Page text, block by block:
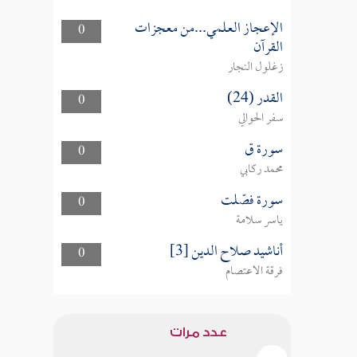
0 الإعجاز العلمي...من معجزات
القرآن
زغلول النجار
0
القدر (24)
سفر الحوالي
0
سورة ق
محمد ركابي
0
سورة فصّلت
ياسر سلامة
0
أناشيد صلاح الدين [3]
فرقة الاعتصام
عدد مرات